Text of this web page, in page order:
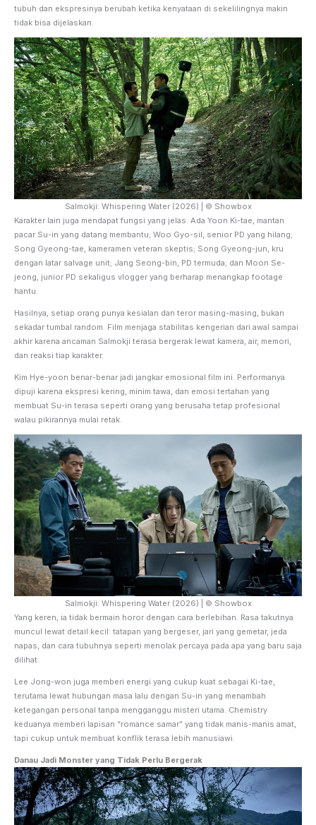
tubuh dan ekspresinya berubah ketika kenyataan di sekelilingnya makin
tidak bisa dijelaskan.
Salmokji: Whispering Water (2026) | © Showbox
Karakter lain juga mendapat fungsi yang jelas. Ada Yoon Ki-tae, mantan
pacar Su-in yang datang membantu; Woo Gyo-sil, senior PD yang hilang;
Song Gyeong-tae, kameramen veteran skeptis; Song Gyeong-jun, kru
dengan latar salvage unit; Jang Seong-bin, PD termuda; dan Moon Se-
jeong, junior PD sekaligus vlogger yang berharap menangkap footage
hantu.
Hasilnya, setiap orang punya kesialan dan teror masing-masing, bukan
sekadar tumbal random. Film menjaga stabilitas kengerian dari awal sampai
akhir karena ancaman Salmokji terasa bergerak lewat kamera, air, memori,
dan reaksi tiap karakter.
Kim Hye-yoon benar-benar jadi jangkar emosional film ini. Performanya
dipuji karena ekspresi kering, minim tawa, dan emosi tertahan yang
membuat Su-in terasa seperti orang yang berusaha tetap profesional
walau pikirannya mulai retak.
Salmokji: Whispering Water (2026) | © Showbox
Yang keren, ia tidak bermain horor dengan cara berlebihan. Rasa takutnya
muncul lewat detail kecil: tatapan yang bergeser, jari yang gemetar, jeda
napas, dan cara tubuhnya seperti menolak percaya pada apa yang baru saja
dilihat.
Lee Jong-won juga memberi energi yang cukup kuat sebagai Ki-tae,
terutama lewat hubungan masa lalu dengan Su-in yang menambah
ketegangan personal tanpa mengganggu misteri utama. Chemistry
keduanya memberi lapisan “romance samar” yang tidak manis-manis amat,
tapi cukup untuk membuat konflik terasa lebih manusiawi.
Danau Jadi Monster yang Tidak Perlu Bergerak